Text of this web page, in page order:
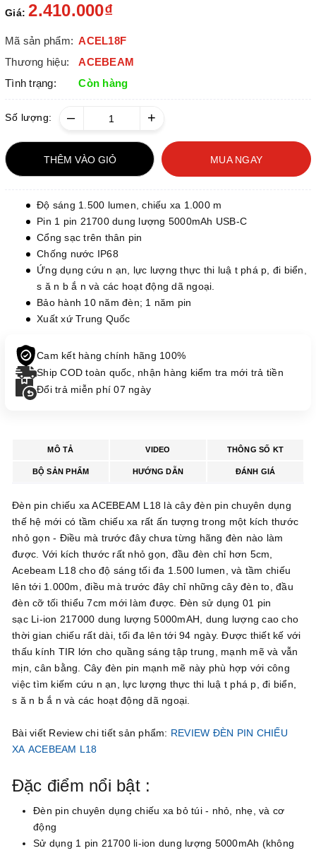
Giá: 2.410.000₫
Mã sản phẩm: ACEL18F
Thương hiệu:
ACEBEAM
Tình trạng:
Còn hàng
Số lượng: – +
THÊM VÀO GIỎ MUA NGAY
Độ sáng 1.500 lumen, chiếu xa 1.000 m
Pin 1 pin 21700 dung lượng 5000mAh USB-C
Cổng sạc trên thân pin
Chống nước IP68
Ứng dụng cứu n ạn, lực lượng thực thi luậ t phá p, đi biển,
s ă n b ắ n và các hoạt động dã ngoại.
Bảo hành 10 năm đèn; 1 năm pin
Xuất xứ Trung Quốc
Cam kết hàng chính hãng 100%
Ship COD toàn quốc, nhận hàng kiểm tra mới trả tiền
Đổi trả miễn phí 07 ngày
MÔ TẢ VIDEO THÔNG SỐ KT
BỘ SẢN PHẨM HƯỚNG DẪN ĐÁNH GIÁ
Đèn pin chiếu xa ACEBEAM L18 là cây đèn pin chuyên dụng
thế hệ mới có tầm chiếu xa rất ấn tượng trong một kích thước
nhỏ gọn - Điều mà trước đây chưa từng hãng đèn nào làm
được. Với kích thước rất nhỏ gọn, đầu đèn chỉ hơn 5cm,
Acebeam L18 cho độ sáng tối đa 1.500 lumen, và tầm chiếu
lên tới 1.000m, điều mà trước đây chỉ những cây đèn to, đầu
đèn cỡ tối thiểu 7cm mới làm được. Đèn sử dụng 01 pin
sạc Li-ion 217000 dung lượng 5000mAH, dung lượng cao cho
thời gian chiếu rất dài, tối đa lên tới 94 ngày. Được thiết kế với
thấu kính TIR lớn cho quầng sáng tập trung, mạnh mẽ và vẫn
mịn, cân bằng. Cây đèn pin mạnh mẽ này phù hợp với công
việc tìm kiếm cứu n ạn, lực lượng thực thi luậ t phá p, đi biển,
s ă n b ắ n và các hoạt động dã ngoại.
Bài viết Review chi tiết sản phẩm: REVIEW ĐÈN PIN CHIẾU
XA ACEBEAM L18
Đặc điểm nổi bật :
Đèn pin chuyên dụng chiếu xa bỏ túi - nhỏ, nhẹ, và cơ
động
Sử dụng 1 pin 21700 li-ion dung lượng 5000mAh (không